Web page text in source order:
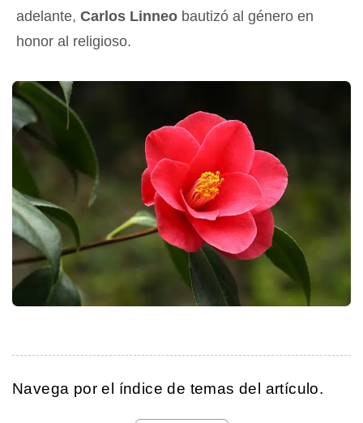
adelante, Carlos Linneo bautizó al género en
honor al religioso.
Navega por el índice de temas del artículo.